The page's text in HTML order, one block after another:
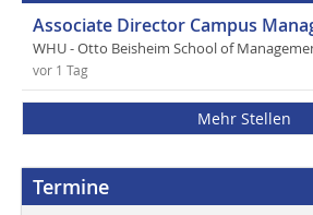
Associate Director Campus
WHU - Otto Beisheim School of
vor 1 Tag
Mehr Stellen
Termine